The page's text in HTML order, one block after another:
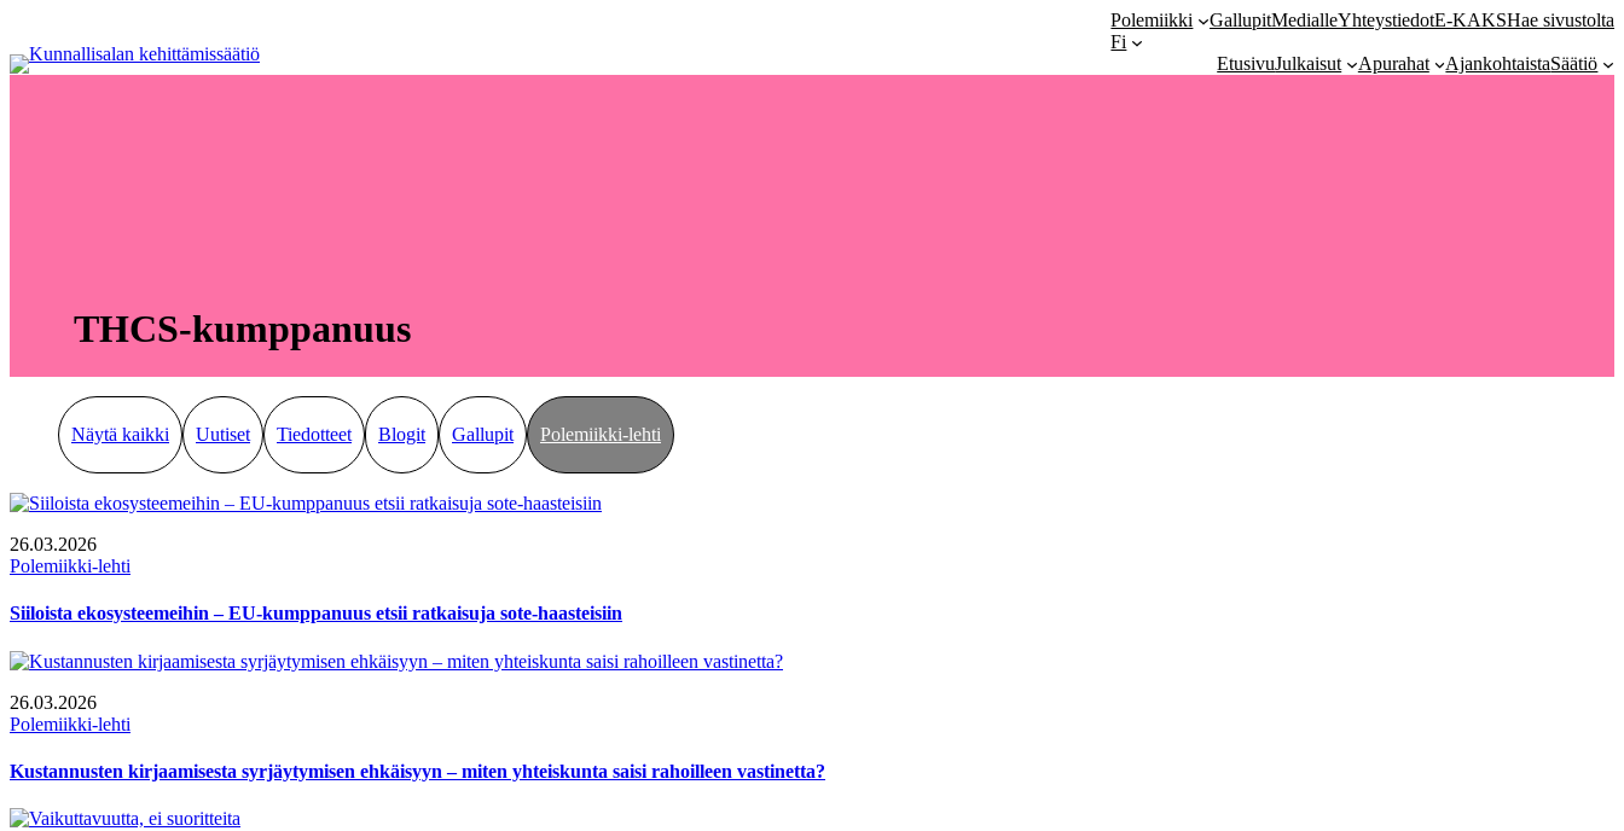
Polemiikki GallupitMedialleYhteystiedotE-KAKSHae sivustolta
Fi
EtusivuJulkaisut Apurahat AjankohtaistaSäätiö
THCS-kumppanuus
Näytä kaikki Uutiset Tiedotteet Blogit Gallupit Polemiikki-lehti
26.03.2026
Polemiikki-lehti
Siiloista ekosysteemeihin – EU-kumppanuus etsii ratkaisuja sote-haasteisiin
26.03.2026
Polemiikki-lehti
Kustannusten kirjaamisesta syrjäytymisen ehkäisyyn – miten yhteiskunta saisi rahoilleen vastinetta?